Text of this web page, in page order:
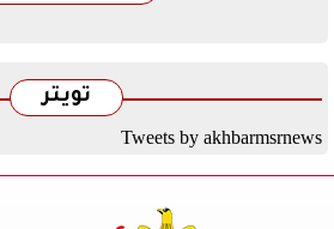
تويتر
Tweets by akhbarmsrnews